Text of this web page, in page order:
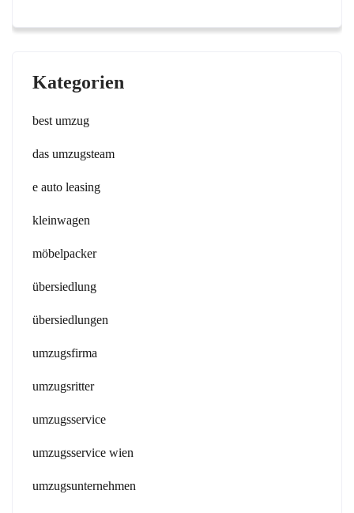
Kategorien
best umzug
das umzugsteam
e auto leasing
kleinwagen
möbelpacker
übersiedlung
übersiedlungen
umzugsfirma
umzugsritter
umzugsservice
umzugsservice wien
umzugsunternehmen